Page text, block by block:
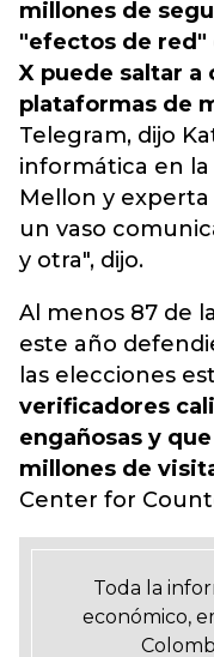
millones de
"efectos de red"
X puede saltar a
plataformas de
Telegram, dijo
informática en la
Mellon y
un vaso
y otra", dijo.
Al menos 87 de
este año
las elecciones
verificadores
engañosas y
millones de
Center for
Toda la
económico,